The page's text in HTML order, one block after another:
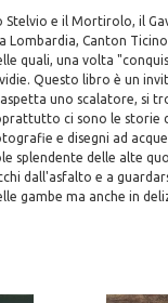
Stelvio e il Mortirolo, il
Lombardia, Canton
quali, una volta
Questo libro è un
aspetta uno scalatore, si
ci sono le storie
e disegni ad
splendente delle alte
dall'asfalto e a
gambe ma anche in